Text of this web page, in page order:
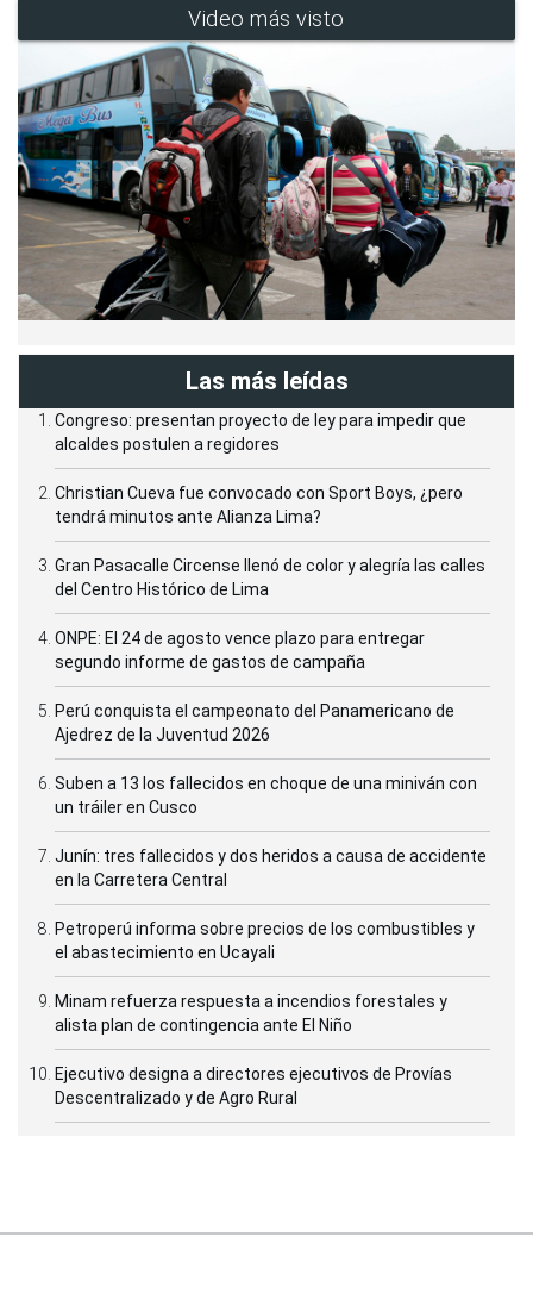
Video más visto
Las más leídas
Congreso: presentan proyecto de ley para impedir que
alcaldes postulen a regidores
Christian Cueva fue convocado con Sport Boys, ¿pero
tendrá minutos ante Alianza Lima?
Gran Pasacalle Circense llenó de color y alegría las calles
del Centro Histórico de Lima
ONPE: El 24 de agosto vence plazo para entregar
segundo informe de gastos de campaña
Perú conquista el campeonato del Panamericano de
Ajedrez de la Juventud 2026
Suben a 13 los fallecidos en choque de una miniván con
un tráiler en Cusco
Junín: tres fallecidos y dos heridos a causa de accidente
en la Carretera Central
Petroperú informa sobre precios de los combustibles y
el abastecimiento en Ucayali
Minam refuerza respuesta a incendios forestales y
alista plan de contingencia ante El Niño
Ejecutivo designa a directores ejecutivos de Provías
Descentralizado y de Agro Rural